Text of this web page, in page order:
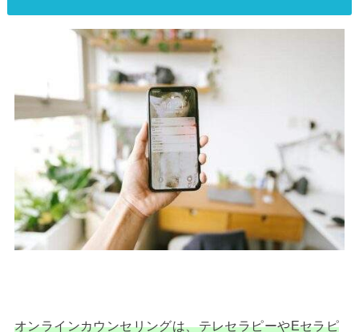
オンラインカウンセリングは、テレセラピーやEセラピ